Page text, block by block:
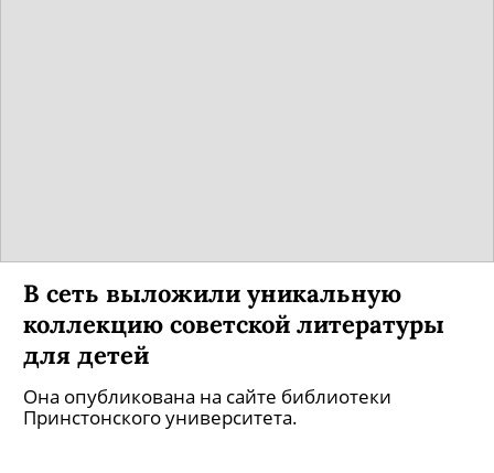
В сеть выложили уникальную
коллекцию советской литературы
для детей
Она опубликована на сайте библиотеки
Принстонского университета.